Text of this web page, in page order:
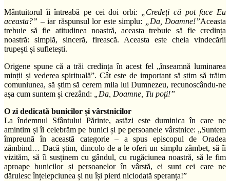
Mântuitorul îi întreabă pe cei doi orbi:
„Credeți că pot face Eu
aceasta?” – iar răspunsul lor este simplu: „Da, Doamne!”Aceasta
trebuie să fie atitudinea noastră, aceasta trebuie să fie credința
noastră: simplă, sinceră, firească. Aceasta este cheia vindecării
trupești și sufletești.
Origene spune că a trăi credința în acest fel „înseamnă luminarea
minții și vederea spirituală”. Cât este de important să știm să trăim
comuniunea, să știm să cerem mila lui Dumnezeu, recunoscându-ne
așa cum suntem și crezând:
„Da, Doamne, Tu poți!”
O zi dedicată bunicilor și vârstnicilor
La îndemnul Sfântului Părinte, astăzi este duminica în care ne
amintim și îi celebrăm pe bunici și pe persoanele vârstnice: „Suntem
împreună în această categorie – a spus episcopul de Oradea
zâmbind… Dacă știm, dincolo de a le oferi un simplu zâmbet, să îi
vizităm, să îi susținem cu gândul, cu rugăciunea noastră, să le fim
aproape bunicilor și persoanelor în vârstă, ei sunt cei care ne
dăruiesc înțelepciunea și nu își pierd niciodată speranța!”